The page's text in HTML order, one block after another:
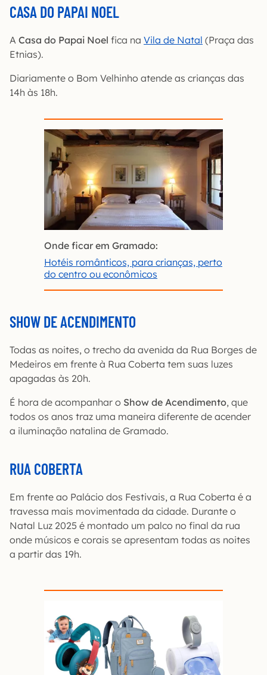
CASA DO PAPAI NOEL
A Casa do Papai Noel fica na Vila de Natal (Praça das
Etnias).
Diariamente o Bom Velhinho atende as crianças das
14h às 18h.
Onde ficar em Gramado:
Hotéis românticos, para crianças, perto
do centro ou econômicos
SHOW DE ACENDIMENTO
Todas as noites, o trecho da avenida da Rua Borges de
Medeiros em frente à Rua Coberta tem suas luzes
apagadas às 20h.
É hora de acompanhar o Show de Acendimento, que
todos os anos traz uma maneira diferente de acender
a iluminação natalina de Gramado.
RUA COBERTA
Em frente ao Palácio dos Festivais, a Rua Coberta é a
travessa mais movimentada da cidade. Durante o
Natal Luz 2025 é montado um palco no final da rua
onde músicos e corais se apresentam todas as noites
a partir das 19h.